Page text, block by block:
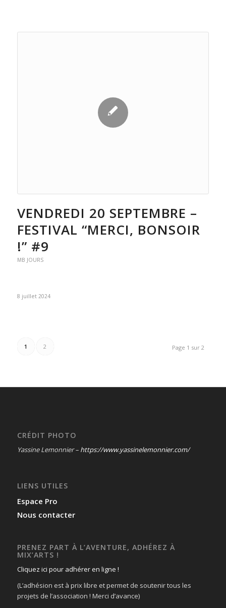
VENDREDI 20 SEPTEMBRE –
FESTIVAL “MERCI, BONSOIR
!” #9
MB JOURS
8 juillet 2024
Page 1 sur 2
1 2
CRÉDIT PHOTO
Yassine Lemonnier – https://www.yassinelemonnier.com/
LIENS UTILES
Espace Pro
Nous contacter
PRENEZ PART À L’AVENTURE, ADHÉREZ À
MIX’ARTS !
Cliquez ici pour adhérer en ligne !
(L’adhésion est à prix libre et permet de soutenir tous les
projets de l’association ! Merci d’avance)